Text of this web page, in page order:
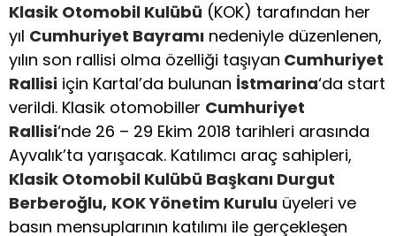
Klasik Otomobil Kulübü (KOK) tarafından her
yıl Cumhuriyet Bayramı nedeniyle düzenlenen,
yılın son rallisi olma özelliği taşıyan Cumhuriyet
Rallisi için Kartal’da bulunan İstmarina‘da start
verildi. Klasik otomobiller Cumhuriyet
Rallisi‘nde 26 – 29 Ekim 2018 tarihleri arasında
Ayvalık’ta yarışacak. Katılımcı araç sahipleri,
Klasik Otomobil Kulübü Başkanı Durgut
Berberoğlu, KOK Yönetim Kurulu üyeleri ve
basın mensuplarının katılımı ile gerçekleşen